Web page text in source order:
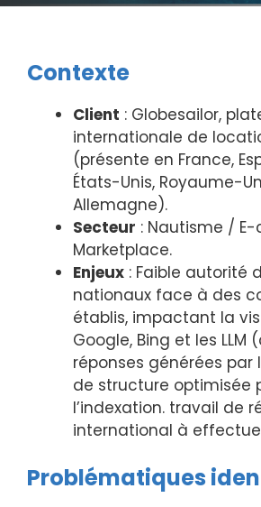
Contexte
Client : Globesailor,
internationale de
(présente en France,
États-Unis, Royaume-
Allemagne).
Secteur : Nautisme /
Marketplace.
Enjeux : Faible autorité
nationaux face à des
établis, impactant la
Google, Bing et les LLM
réponses générées par
de structure optimisée
l’indexation. travail de
international à
Problématiques